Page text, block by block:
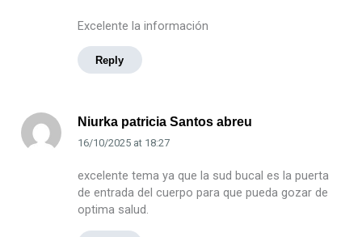
Excelente la información
Reply
Niurka patricia Santos abreu
16/10/2025at 18:27
excelente tema ya que la sud bucal es la puerta
de entrada del cuerpo para que pueda gozar de
optima salud.